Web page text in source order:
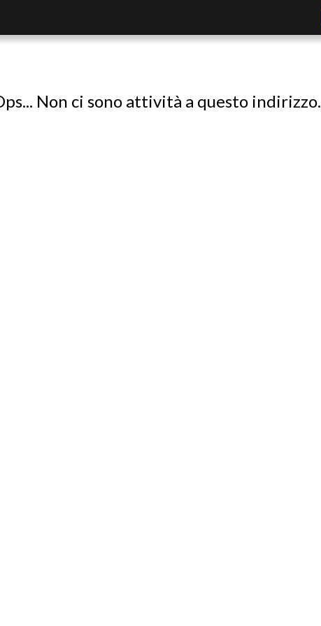
Non ci sono attività a questo indirizzo.